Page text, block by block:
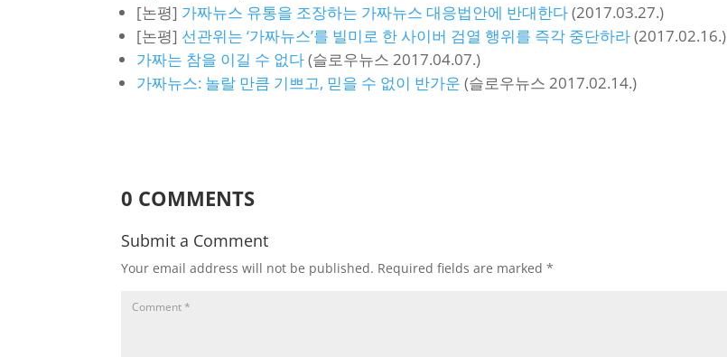
[논평] 가짜뉴스 유통을 조장하는 가짜뉴스 대응법안에 반대한다(2017.03.27.)
[논평] 선관위는 ‘가짜뉴스’를 빌미로 한 사이버 검열 행위를 즉각 중단하라(2017.02.16.)
가짜는 참을 이길 수 없다(슬로우뉴스 2017.04.07.)
가짜뉴스: 놀랄 만큼 기쁘고, 믿을 수 없이 반가운 (슬로우뉴스 2017.02.14.)
0 COMMENTS
Submit a Comment
Your email address will not be published. Required fields are marked*